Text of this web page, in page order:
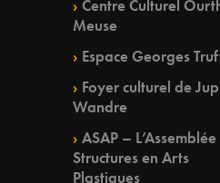
Centre Culturel
Meuse
Espace Georges
Foyer culturel de
Wandre
ASAP –
Structures en Arts
Plastiques